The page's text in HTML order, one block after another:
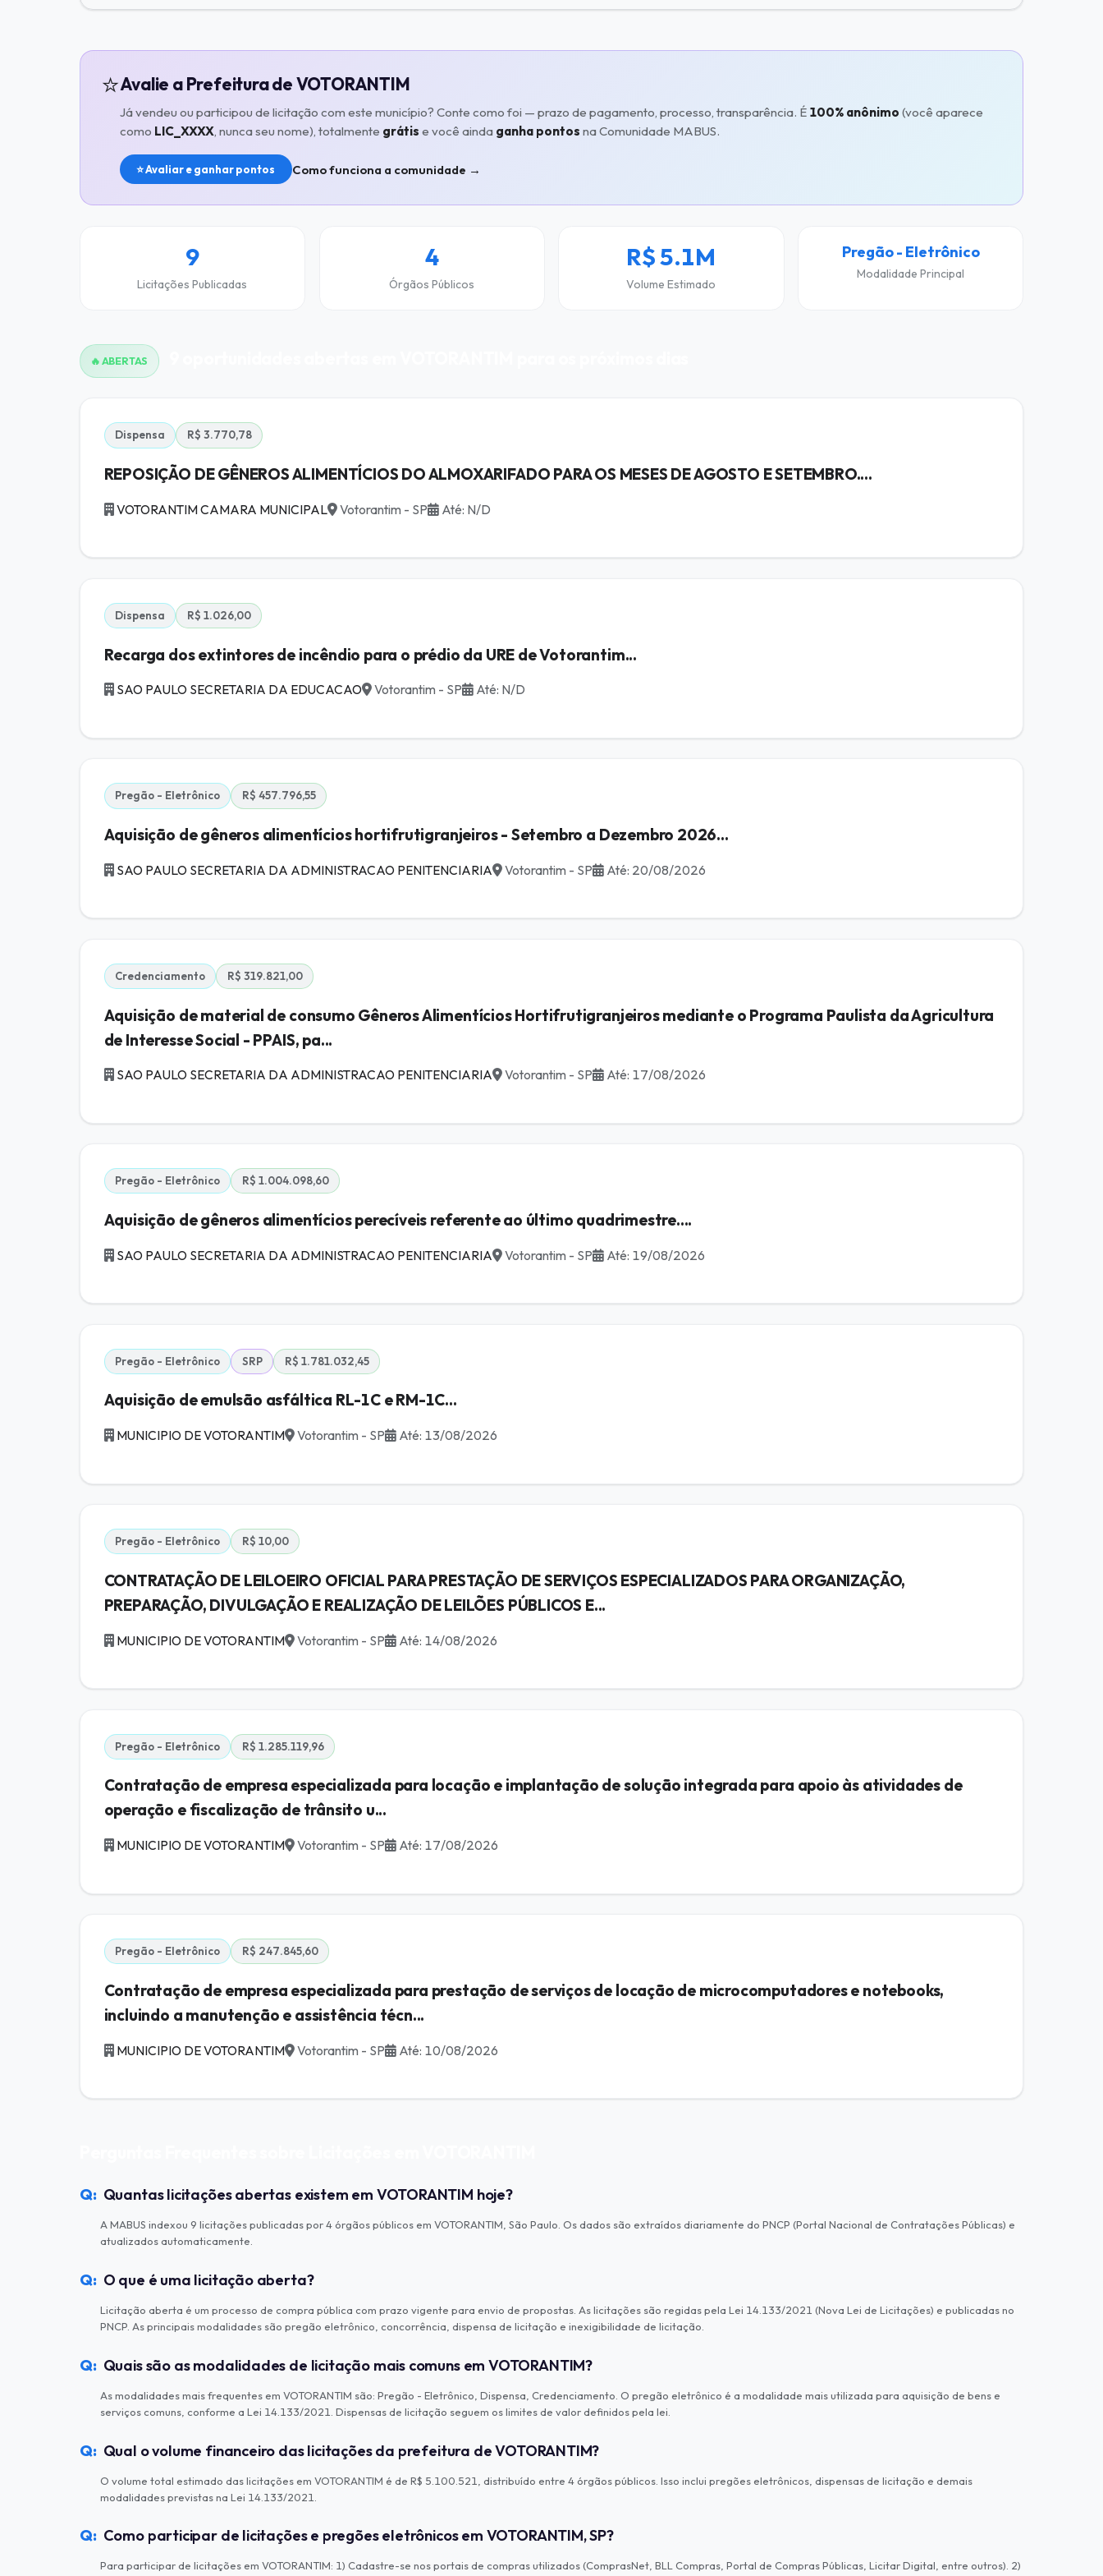
⭐Avalie a Prefeitura de VOTORANTIM
Já vendeu ou participou de licitação com este município? Conte como foi — prazo de pagamento, processo, transparência. É 100% anônimo (você aparece
como LIC_XXXX, nunca seu nome), totalmente grátis e você ainda ganha pontos na Comunidade MABUS.
⭐ Avaliar e ganhar pontos Como funciona a comunidade →
9
Licitações Publicadas
4
Órgãos Públicos
R$ 5.1M
Volume Estimado
Pregão - Eletrônico
Modalidade Principal
🔥 ABERTAS
Dispensa R$ 3.770,78
REPOSIÇÃO DE GÊNEROS ALIMENTÍCIOS DO ALMOXARIFADO PARA OS MESES DE AGOSTO E SETEMBRO....
VOTORANTIM CAMARA MUNICIPAL Votorantim - SP Até: N/D
Dispensa R$ 1.026,00
Recarga dos extintores de incêndio para o prédio da URE de Votorantim...
SAO PAULO SECRETARIA DA EDUCACAO Votorantim - SP Até: N/D
Pregão - Eletrônico R$ 457.796,55
Aquisição de gêneros alimentícios hortifrutigranjeiros - Setembro a Dezembro 2026...
SAO PAULO SECRETARIA DA ADMINISTRACAO PENITENCIARIA Votorantim - SP Até: 20/08/2026
Credenciamento R$ 319.821,00
Aquisição de material de consumo Gêneros Alimentícios Hortifrutigranjeiros mediante o Programa Paulista da Agricultura
de Interesse Social - PPAIS, pa...
SAO PAULO SECRETARIA DA ADMINISTRACAO PENITENCIARIA Votorantim - SP Até: 17/08/2026
Pregão - Eletrônico R$ 1.004.098,60
Aquisição de gêneros alimentícios perecíveis referente ao último quadrimestre....
SAO PAULO SECRETARIA DA ADMINISTRACAO PENITENCIARIA Votorantim - SP Até: 19/08/2026
Pregão - Eletrônico SRP R$ 1.781.032,45
Aquisição de emulsão asfáltica RL-1C e RM-1C...
MUNICIPIO DE VOTORANTIM Votorantim - SP Até: 13/08/2026
Pregão - Eletrônico R$ 10,00
CONTRATAÇÃO DE LEILOEIRO OFICIAL PARA PRESTAÇÃO DE SERVIÇOS ESPECIALIZADOS PARA ORGANIZAÇÃO,
PREPARAÇÃO, DIVULGAÇÃO E REALIZAÇÃO DE LEILÕES PÚBLICOS E...
MUNICIPIO DE VOTORANTIM Votorantim - SP Até: 14/08/2026
Pregão - Eletrônico R$ 1.285.119,96
Contratação de empresa especializada para locação e implantação de solução integrada para apoio às atividades de
operação e fiscalização de trânsito u...
MUNICIPIO DE VOTORANTIM Votorantim - SP Até: 17/08/2026
Pregão - Eletrônico R$ 247.845,60
Contratação de empresa especializada para prestação de serviços de locação de microcomputadores e notebooks,
incluindo a manutenção e assistência técn...
MUNICIPIO DE VOTORANTIM Votorantim - SP Até: 10/08/2026
Quantas licitações abertas existem em VOTORANTIM hoje?
A MABUS indexou 9 licitações publicadas por 4 órgãos públicos em VOTORANTIM, São Paulo. Os dados são extraídos diariamente do PNCP (Portal Nacional de Contratações Públicas) e
atualizados automaticamente.
O que é uma licitação aberta?
Licitação aberta é um processo de compra pública com prazo vigente para envio de propostas. As licitações são regidas pela Lei 14.133/2021 (Nova Lei de Licitações) e publicadas no
PNCP. As principais modalidades são pregão eletrônico, concorrência, dispensa de licitação e inexigibilidade de licitação.
Quais são as modalidades de licitação mais comuns em VOTORANTIM?
As modalidades mais frequentes em VOTORANTIM são: Pregão - Eletrônico, Dispensa, Credenciamento. O pregão eletrônico é a modalidade mais utilizada para aquisição de bens e
serviços comuns, conforme a Lei 14.133/2021. Dispensas de licitação seguem os limites de valor definidos pela lei.
Qual o volume financeiro das licitações da prefeitura de VOTORANTIM?
O volume total estimado das licitações em VOTORANTIM é de R$ 5.100.521, distribuído entre 4 órgãos públicos. Isso inclui pregões eletrônicos, dispensas de licitação e demais
modalidades previstas na Lei 14.133/2021.
Como participar de licitações e pregões eletrônicos em VOTORANTIM, SP?
Para participar de licitações em VOTORANTIM: 1) Cadastre-se nos portais de compras utilizados (ComprasNet, BLL Compras, Portal de Compras Públicas, Licitar Digital, entre outros). 2)